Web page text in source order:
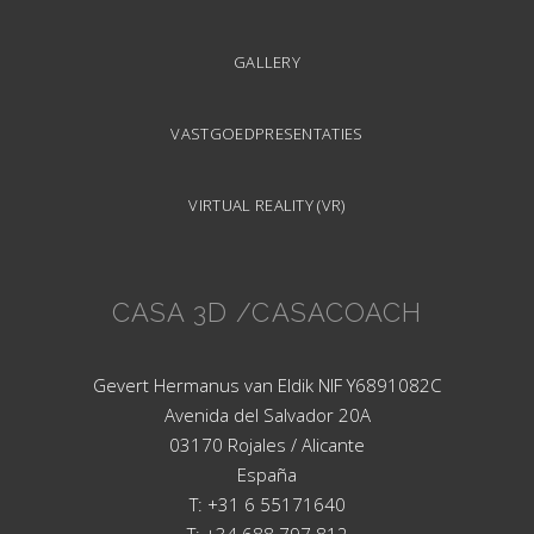
GALLERY
VASTGOEDPRESENTATIES
VIRTUAL REALITY (VR)
CASA 3D /CASACOACH
Gevert Hermanus van Eldik NIF Y6891082C
Avenida del Salvador 20A
03170 Rojales / Alicante
España
T: +31 6 55171640